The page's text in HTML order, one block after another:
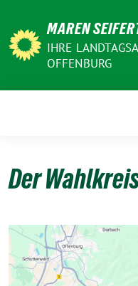
zum
Inhalt
MAREN
IHRE
OFFENBURG
Der